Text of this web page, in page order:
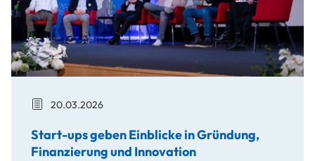
20.03.2026
Start-ups geben Einblicke in Gründung,
Finanzierung und Innovation